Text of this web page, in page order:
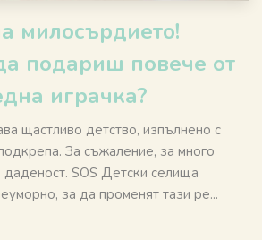
милосърдието!
подариш повече от
играчка?
щастливо детство, изпълнено с
За съжаление, за много
даденост. SOS Детски селища
за да променят тази ре...